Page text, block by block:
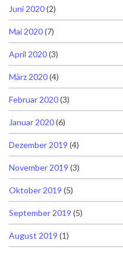
Juni 2020(2)
Mai 2020(7)
April 2020(3)
März 2020(4)
Februar 2020(3)
Januar 2020(6)
Dezember 2019 (4)
November 2019 (3)
Oktober 2019 (5)
September 2019 (5)
August 2019 (1)